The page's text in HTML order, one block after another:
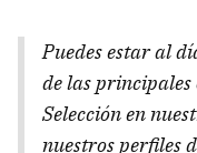
Puedes estar al
de las principales
Selección en
nuestros perfiles